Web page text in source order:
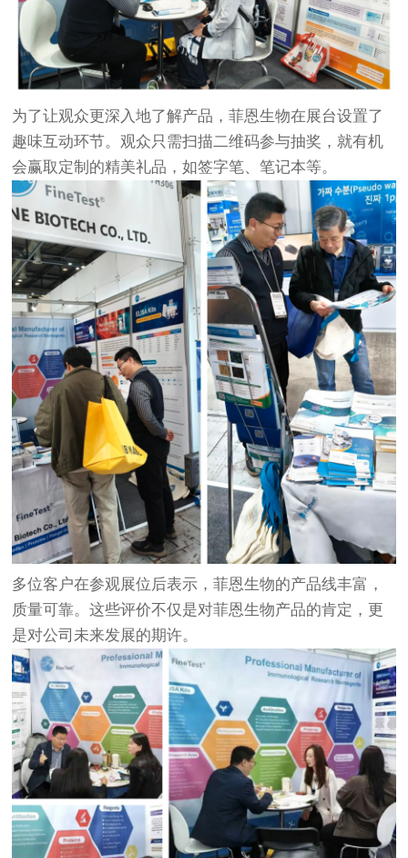
为了让观众更深入地了解产品，菲恩生物在展台设置了
趣味互动环节。观众只需扫描二维码参与抽奖，就有机
会赢取定制的精美礼品，如签字笔、笔记本等。
多位客户在参观展位后表示，菲恩生物的产品线丰富，
质量可靠。这些评价不仅是对菲恩生物产品的肯定，更
是对公司未来发展的期许。